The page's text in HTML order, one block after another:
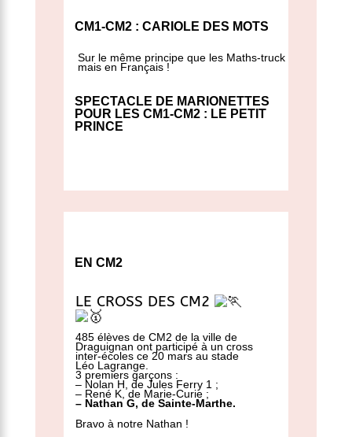
CM1-CM2 : CARIOLE DES MOTS
Sur le même principe que les Maths-truck
mais en Français !
SPECTACLE DE MARIONETTES
POUR LES CM1-CM2 : LE PETIT
PRINCE
EN CM2
LE CROSS DES CM2
485 élèves de CM2 de la ville de
Draguignan ont participé à un cross
inter-écoles ce 20 mars au stade
Léo Lagrange.
3 premiers garçons :
– Nolan H, de Jules Ferry 1 ;
– René K, de Marie-Curie ;
– Nathan G, de Sainte-Marthe.
Bravo à notre Nathan !